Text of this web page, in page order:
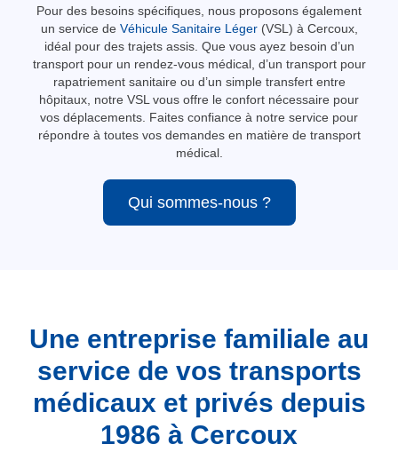
Pour des besoins spécifiques, nous proposons également
un service de Véhicule Sanitaire Léger(VSL) à Cercoux,
idéal pour des trajets assis. Que vous ayez besoin d’un
transport pour un rendez-vous médical, d’un transport pour
rapatriement sanitaire ou d’un simple transfert entre
hôpitaux, notre VSL vous offre le confort nécessaire pour
vos déplacements. Faites confiance à notre service pour
répondre à toutes vos demandes en matière de transport
médical.
Qui sommes-nous ?
Une entreprise familiale au
service de vos transports
médicaux et privés depuis
1986 à Cercoux